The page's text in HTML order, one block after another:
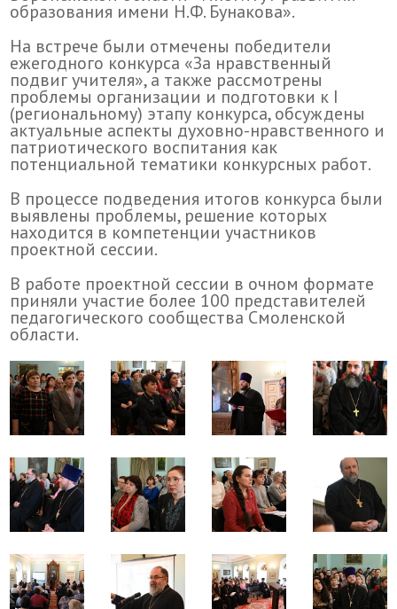
образования имени Н.Ф. Бунакова».
На встрече были отмечены победители
ежегодного конкурса «За нравственный
подвиг учителя», а также рассмотрены
проблемы организации и подготовки к I
(региональному) этапу конкурса, обсуждены
актуальные аспекты духовно-нравственного и
патриотического воспитания как
потенциальной тематики конкурсных работ.
В процессе подведения итогов конкурса были
выявлены проблемы, решение которых
находится в компетенции участников
проектной сессии.
В работе проектной сессии в очном формате
приняли участие более 100 представителей
педагогического сообщества Смоленской
области.